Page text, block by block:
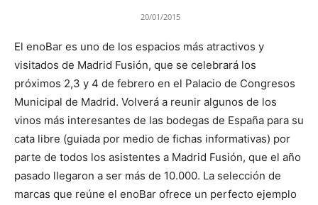
20/01/2015
El enoBar es uno de los espacios más atractivos y
visitados de Madrid Fusión, que se celebrará los
próximos 2,3 y 4 de febrero en el Palacio de Congresos
Municipal de Madrid. Volverá a reunir algunos de los
vinos más interesantes de las bodegas de España para su
cata libre (guiada por medio de fichas informativas) por
parte de todos los asistentes a Madrid Fusión, que el año
pasado llegaron a ser más de 10.000. La selección de
marcas que reúne el enoBar ofrece un perfecto ejemplo